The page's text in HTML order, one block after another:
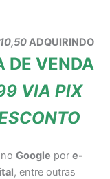
ADQUIRINDO
DE VENDA
VIA PIX
noGoogle pore-
, entre outras